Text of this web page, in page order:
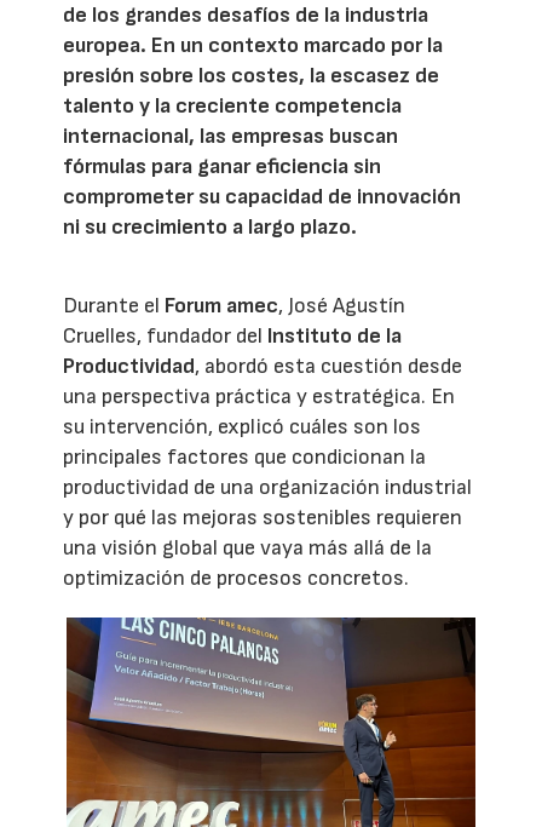
de los grandes desafíos de la industria
europea. En un contexto marcado por la
presión sobre los costes, la escasez de
talento y la creciente competencia
internacional, las empresas buscan
fórmulas para ganar eficiencia sin
comprometer su capacidad de innovación
ni su crecimiento a largo plazo.
Durante el Forum amec, José Agustín
Cruelles, fundador del Instituto de la
Productividad, abordó esta cuestión desde
una perspectiva práctica y estratégica. En
su intervención, explicó cuáles son los
principales factores que condicionan la
productividad de una organización industrial
y por qué las mejoras sostenibles requieren
una visión global que vaya más allá de la
optimización de procesos concretos.